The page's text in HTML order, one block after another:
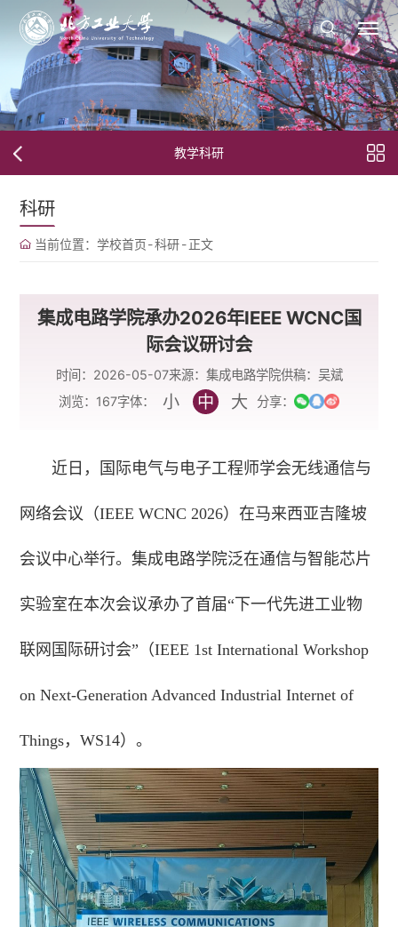
教学科研
科研
当前位置： 学校首页-科研-正文
集成电路学院承办2026年IEEE WCNC国
际会议研讨会
时间：2026-05-07来源：集成电路学院供稿：吴斌
浏览： 167字体： 小 中 大 分享：
近日，国际电气与电子工程师学会无线通信与
网络会议（IEEE WCNC 2026）在马来西亚吉隆坡
会议中心举行。集成电路学院泛在通信与智能芯片
实验室在本次会议承办了首届“下一代先进工业物
联网国际研讨会”（IEEE 1st International Workshop
on Next-Generation Advanced Industrial Internet of
Things，WS14）。